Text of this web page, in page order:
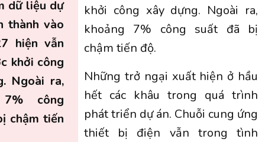
dữ liệu dự
thành vào
hiện vẫn
khởi công
Ngoài ra,
7% công
chậm tiến
khởi công xây dựng. Ngoài ra,
khoảng 7% công suất đã bị
chậm tiến độ.
Những trở ngại xuất hiện ở hầu
hết các khâu trong quá trình
phát triển dự án. Chuỗi cung ứng
thiết bị điện vẫn trong tình